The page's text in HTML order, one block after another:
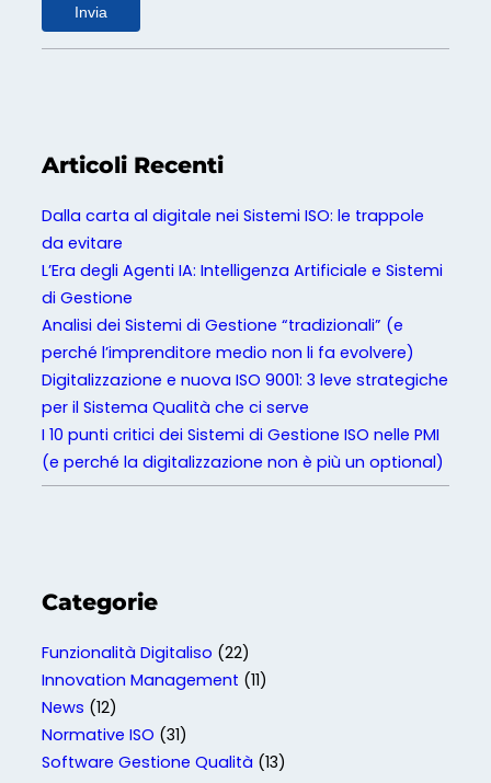
Invia
Articoli Recenti
Dalla carta al digitale nei Sistemi ISO: le trappole
da evitare
L’Era degli Agenti IA: Intelligenza Artificiale e Sistemi
di Gestione
Analisi dei Sistemi di Gestione “tradizionali” (e
perché l’imprenditore medio non li fa evolvere)
Digitalizzazione e nuova ISO 9001: 3 leve strategiche
per il Sistema Qualità che ci serve
I 10 punti critici dei Sistemi di Gestione ISO nelle PMI
(e perché la digitalizzazione non è più un optional)
Categorie
Funzionalità Digitaliso (22)
Innovation Management (11)
News (12)
Normative ISO (31)
Software Gestione Qualità (13)